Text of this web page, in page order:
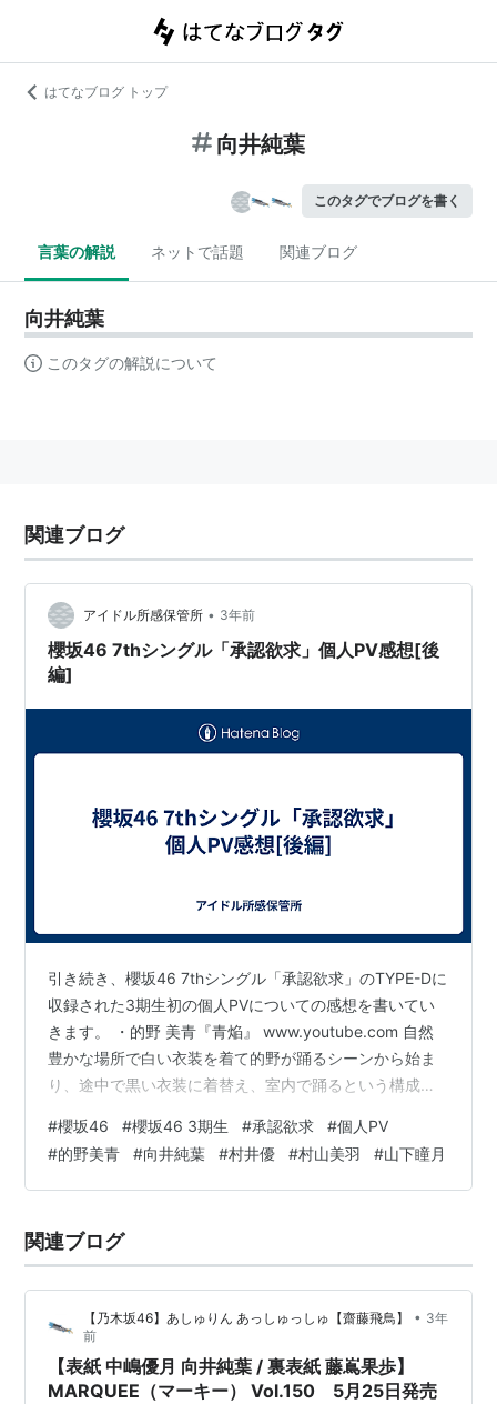
はてなブログ トップ
向井純葉
このタグでブログを書く
言葉の解説 ネットで話題 関連ブログ
向井純葉
このタグの解説について
関連ブログ
アイドル所感保管所 • 3年前
櫻坂46 7thシングル「承認欲求」個人PV感想[後
編]
引き続き、櫻坂46 7thシングル「承認欲求」のTYPE-Dに
収録された3期生初の個人PVについての感想を書いてい
きます。 ・的野 美青『青焔』 www.youtube.com 自然
豊かな場所で白い衣装を着て的野が踊るシーンから始ま
り、途中で黒い衣装に着替え、室内で踊るという構成。
本来の低い声ではなくなってしまっている。一旦曲が終
了した後、「Another the Scene」というタイトルで、本
編とは違うカットを使用した映像が流れるが、大幅に映
った。本編でクールな印象を与えているだけに、この…
#櫻坂46 #櫻坂46 3期生 #承認欲求 #個人PV
#的野美青 #向井純葉 #村井優 #村山美羽 #山下瞳月
関連ブログ
【乃木坂46】あしゅりん あっしゅっしゅ【齋藤飛鳥】 • 3年
前
【表紙 中嶋優月 向井純葉 / 裏表紙 藤嶌果歩】
MARQUEE（マーキー） Vol.150 5月25日発売